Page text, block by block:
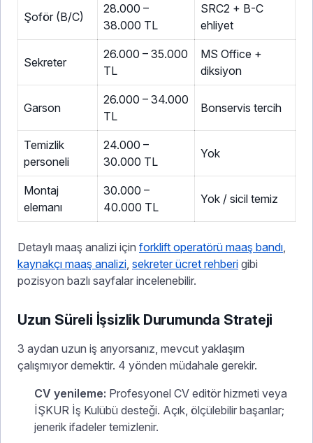
Şoför (B/C)
28.000 –
38.000 TL
SRC2 + B-C
ehliyet
Sekreter
26.000 – 35.000
TL
MS Office +
diksiyon
Garson
26.000 – 34.000
TL
Bonservis tercih
Temizlik
personeli
24.000 –
30.000 TL
Yok
Montaj
elemanı
30.000 –
40.000 TL
Yok / sicil temiz
Detaylı maaş analizi için forklift operatörü maaş bandı
kaynakçı maaş analizi sekreter ücret rehberi gibi
pozisyon bazlı sayfalar incelenebilir.
Uzun Süreli İşsizlik Durumunda Strateji
3 aydan uzun iş arıyorsanız, mevcut yaklaşım
çalışmıyor demektir. 4 yönden müdahale gerekir.
CV yenileme: Profesyonel CV editör hizmeti veya
İŞKUR İş Kulübü desteği. Açık, ölçülebilir başarılar;
jenerik ifadeler temizlenir.